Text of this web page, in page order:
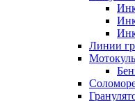
Линии